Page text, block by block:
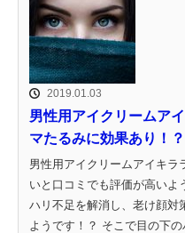
2019.01.03
男性用アイクリームア
マたるみに効果あり！？
男性用アイクリームアイキラ
いと口コミでも評価が高いよ
ハリ不足を解消し、老け顔対
ようです！？ そこで目の下